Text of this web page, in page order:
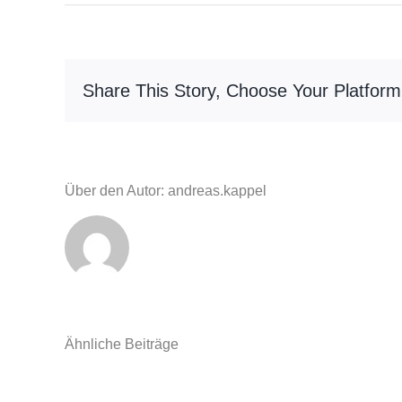
Share This Story, Choose Your
Über den Autor: andreas.kappel
Ähnliche Beiträge